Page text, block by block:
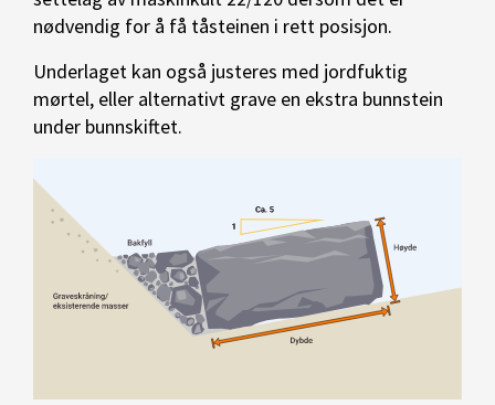
nødvendig for å få tåsteinen i rett posisjon.
Underlaget kan også justeres med jordfuktig
mørtel, eller alternativt grave en ekstra bunnstein
under bunnskiftet.